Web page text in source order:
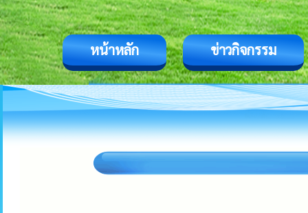
หน้าหลัก ข่าวกิจกรรม